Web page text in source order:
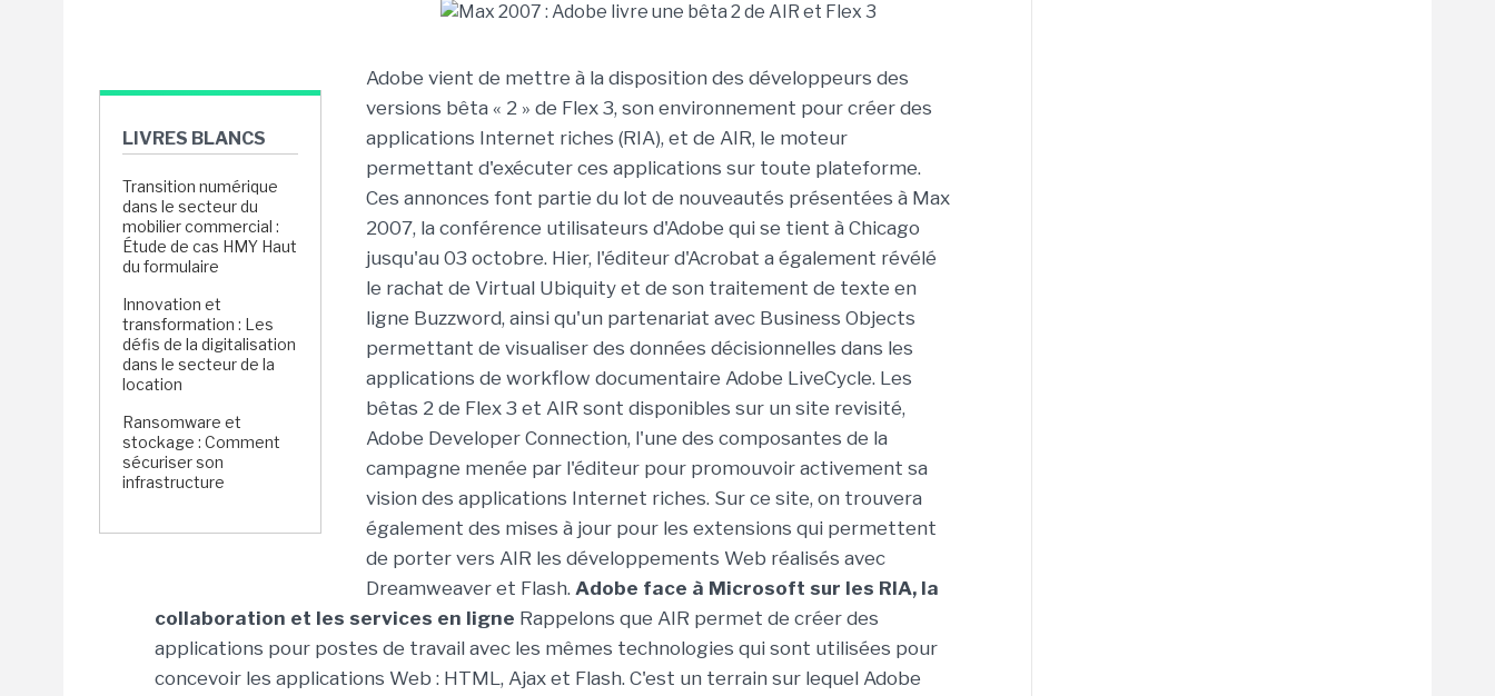
LIVRES BLANCS
Transition numérique
dans le secteur du
mobilier commercial :
Étude de cas HMY Haut
du formulaire
Innovation et
transformation : Les
défis de la digitalisation
dans le secteur de la
location
Ransomware et
stockage : Comment
sécuriser son
infrastructure
Adobe vient de mettre à la disposition des développeurs des
versions bêta « 2 » de Flex 3, son environnement pour créer des
applications Internet riches (RIA), et de AIR, le moteur
permettant d'exécuter ces applications sur toute plateforme.
Ces annonces font partie du lot de nouveautés présentées à Max
2007, la conférence utilisateurs d'Adobe qui se tient à Chicago
jusqu'au 03 octobre. Hier, l'éditeur d'Acrobat a également révélé
le rachat de Virtual Ubiquity et de son traitement de texte en
ligne Buzzword, ainsi qu'un partenariat avec Business Objects
permettant de visualiser des données décisionnelles dans les
applications de workflow documentaire Adobe LiveCycle. Les
bêtas 2 de Flex 3 et AIR sont disponibles sur un site revisité,
Adobe Developer Connection, l'une des composantes de la
campagne menée par l'éditeur pour promouvoir activement sa
vision des applications Internet riches. Sur ce site, on trouvera
également des mises à jour pour les extensions qui permettent
de porter vers AIR les développements Web réalisés avec
Dreamweaver et Flash. Adobe face à Microsoft sur les RIA, la
collaboration et les services en ligne Rappelons que AIR permet de créer des
applications pour postes de travail avec les mêmes technologies qui sont utilisées pour
concevoir les applications Web : HTML, Ajax et Flash. C'est un terrain sur lequel Adobe